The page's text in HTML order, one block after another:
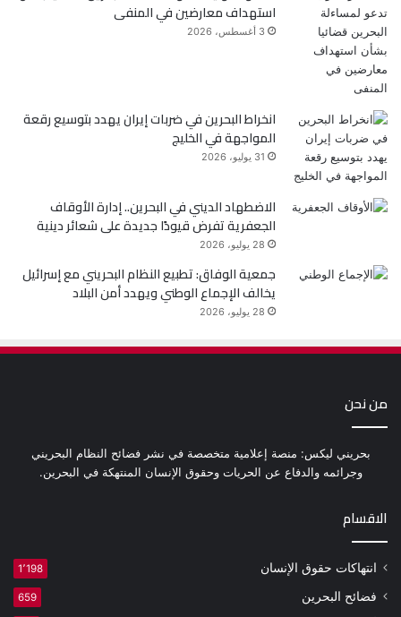
استهداف معارضين في المنفى
3 أغسطس، 2026
انخراط البحرين في ضربات إيران يهدد بتوسيع رقعة
المواجهة في الخليج
31 يوليو، 2026
الاضطهاد الديني في البحرين.. إدارة الأوقاف
الجعفرية تفرض قيودًا جديدة على شعائر دينية
28 يوليو، 2026
جمعية الوفاق: تطبيع النظام البحريني مع إسرائيل
يخالف الإجماع الوطني ويهدد أمن البلاد
28 يوليو، 2026
من نحن
بحريني ليكس: منصة إعلامية متخصصة في نشر فضائح النظام البحريني
وجرائمه والدفاع عن الحريات وحقوق الإنسان المنتهكة في البحرين.
الاقسام
انتهاكات حقوق الإنسان 1٬198
فضائح البحرين 659